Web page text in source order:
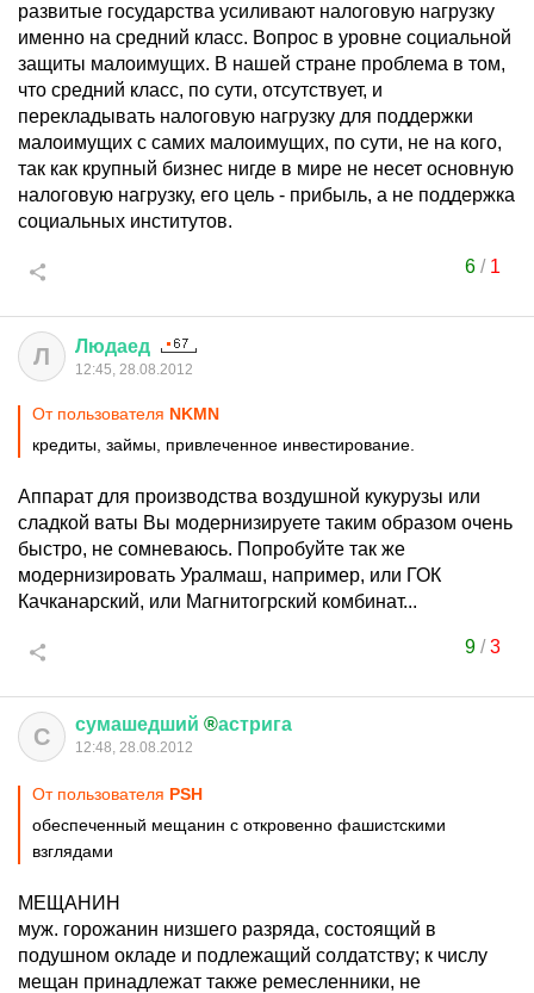
развитые государства усиливают налоговую нагрузку
именно на средний класс. Вопрос в уровне социальной
защиты малоимущих. В нашей стране проблема в том,
что средний класс, по сути, отсутствует, и
перекладывать налоговую нагрузку для поддержки
малоимущих с самих малоимущих, по сути, не на кого,
так как крупный бизнес нигде в мире не несет основную
налоговую нагрузку, его цель - прибыль, а не поддержка
социальных институтов.
6/ 1
Л Людаед
12:45, 28.08.2012
От пользователя NKMN
кредиты, займы, привлеченное инвестирование.
Аппарат для производства воздушной кукурузы или
сладкой ваты Вы модернизируете таким образом очень
быстро, не сомневаюсь. Попробуйте так же
модернизировать Уралмаш, например, или ГОК
Качканарский, или Магнитогрский комбинат...
9/3
С сумашедший ®астрига
12:48, 28.08.2012
От пользователя PSH
обеспеченный мещанин с откровенно фашистскими
взглядами
МЕЩАНИН
муж. горожанин низшего разряда, состоящий в
подушном окладе и подлежащий солдатству; к числу
мещан принадлежат также ремесленники, не